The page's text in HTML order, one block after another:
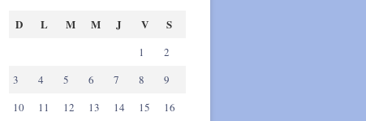
D L M M J V S
1
2
3
4 5 6 7 8
9
10
11 12 13 14 15
16